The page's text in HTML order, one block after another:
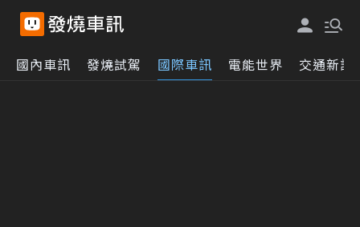
國內車訊 發燒試駕 國際車訊 電能世界 交通新訊